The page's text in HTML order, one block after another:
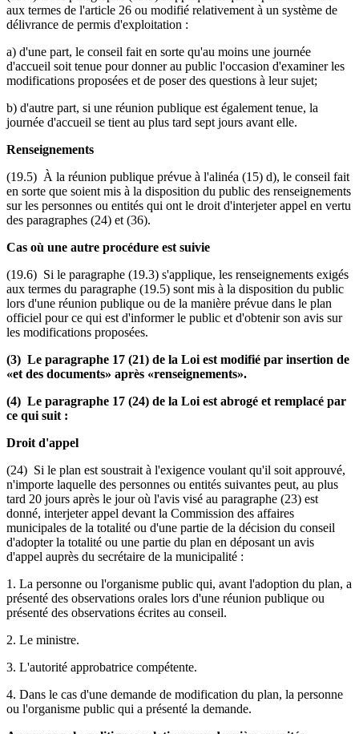
aux termes de l'article 26 ou modifié relativement à un système de
délivrance de permis d'exploitation :
a) d'une part, le conseil fait en sorte qu'au moins une journée
d'accueil soit tenue pour donner au public l'occasion d'examiner les
modifications proposées et de poser des questions à leur sujet;
b) d'autre part, si une réunion publique est également tenue, la
journée d'accueil se tient au plus tard sept jours avant elle.
Renseignements
(19.5) À la réunion publique prévue à l'alinéa (15) d), le conseil fait
en sorte que soient mis à la disposition du public des renseignements
sur les personnes ou entités qui ont le droit d'interjeter appel en vertu
des paragraphes (24) et (36).
Cas où une autre procédure est suivie
(19.6) Si le paragraphe (19.3) s'applique, les renseignements exigés
aux termes du paragraphe (19.5) sont mis à la disposition du public
lors d'une réunion publique ou de la manière prévue dans le plan
officiel pour ce qui est d'informer le public et d'obtenir son avis sur
les modifications proposées.
(3) Le paragraphe 17 (21) de la Loi est modifié par insertion de
«et des documents» après «renseignements».
(4) Le paragraphe 17 (24) de la Loi est abrogé et remplacé par
ce qui suit :
Droit d'appel
(24) Si le plan est soustrait à l'exigence voulant qu'il soit approuvé,
n'importe laquelle des personnes ou entités suivantes peut, au plus
tard 20 jours après le jour où l'avis visé au paragraphe (23) est
donné, interjeter appel devant la Commission des affaires
municipales de la totalité ou d'une partie de la décision du conseil
d'adopter la totalité ou une partie du plan en déposant un avis
d'appel auprès du secrétaire de la municipalité :
1. La personne ou l'organisme public qui, avant l'adoption du plan, a
présenté des observations orales lors d'une réunion publique ou
présenté des observations écrites au conseil.
2. Le ministre.
3. L'autorité approbatrice compétente.
4. Dans le cas d'une demande de modification du plan, la personne
ou l'organisme public qui a présenté la demande.